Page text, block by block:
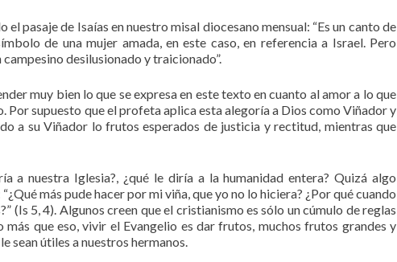
pasaje de Isaías en nuestro misal diocesano mensual: “Es un canto de
de una mujer amada, en este caso, en referencia a Israel. Pero
desilusionado y traicionado”.
muy bien lo que se expresa en este texto en cuanto al amor a lo que
Por supuesto que el profeta aplica esta alegoría a Dios como Viñador y
a su Viñador lo frutos esperados de justicia y rectitud, mientras que
a nuestra Iglesia?, ¿qué le diría a la humanidad entera? Quizá algo
más pude hacer por mi viña, que yo no lo hiciera? ¿Por qué cuando
(Is 5, 4). Algunos creen que el cristianismo es sólo un cúmulo de reglas
que eso, vivir el Evangelio es dar frutos, muchos frutos grandes y
sean útiles a nuestros hermanos.